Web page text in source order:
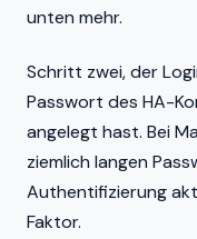
unten mehr.
Schritt zwei, der
Passwort des HA-
angelegt hast. Bei
ziemlich langen
Authentifizierung
Faktor.